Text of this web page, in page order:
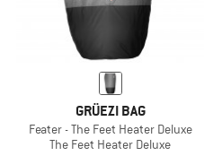
GRÜEZI BAG
Feater - The Feet Heater Deluxe
The Feet Heater Deluxe